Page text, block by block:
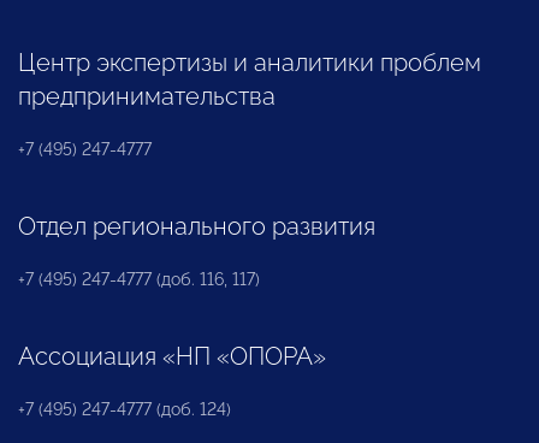
Центр экспертизы и аналитики проблем
предпринимательства
+7 (495) 247-4777
Отдел регионального развития
+7 (495) 247-4777 (доб. 116, 117)
Ассоциация «НП «ОПОРА»
+7 (495) 247-4777 (доб. 124)